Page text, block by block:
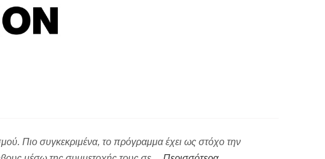
Πιο συγκεκριμένα, το πρόγραμμα έχει ως στόχο την